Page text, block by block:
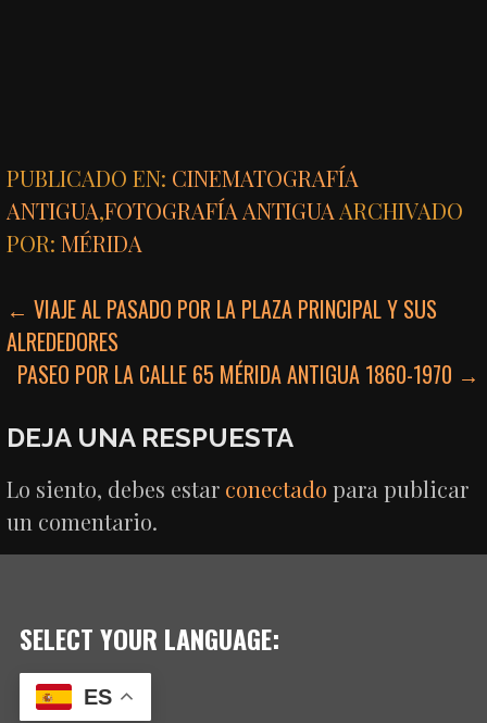
PUBLICADO EN: CINEMATOGRAFÍA
ANTIGUA,FOTOGRAFÍA ANTIGUA ARCHIVADO
POR:MÉRIDA
NAVEGACIÓN
DE
← VIAJE AL PASADO POR LA PLAZA PRINCIPAL Y SUS
ALREDEDORES
PASEO POR LA CALLE 65 MÉRIDA ANTIGUA 1860-1970 →
DEJA UNA RESPUESTA
Lo siento, debes estar conectado para publicar
un comentario.
SELECT YOUR LANGUAGE:
ES